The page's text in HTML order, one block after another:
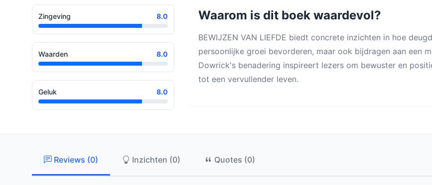
Zingeving 8.0
Waarden 8.0
Geluk 8.0
Waarom is dit boek waardevol?
BEWIJZEN VAN LIEFDE biedt concrete inzichten in hoe
persoonlijke groei bevorderen, maar ook bijdragen aan een
Dowrick's benadering inspireert lezers om bewuster en
tot een vervullender leven.
Reviews (0) Inzichten (0) Quotes (0)